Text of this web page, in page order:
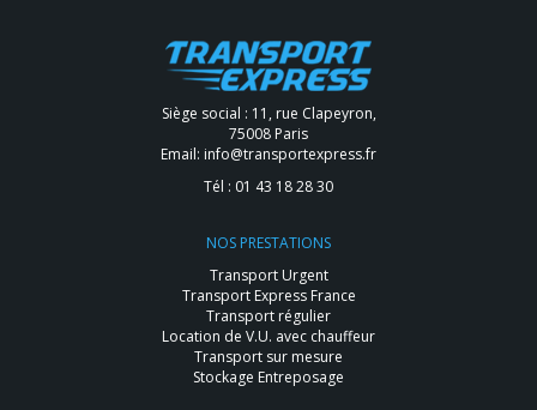
Siège social : 11, rue Clapeyron,
75008 Paris
Email: info@transportexpress.fr
Tél : 01 43 18 28 30
NOS PRESTATIONS
Transport Urgent
Transport Express France
Transport régulier
Location de V.U. avec chauffeur
Transport sur mesure
Stockage Entreposage